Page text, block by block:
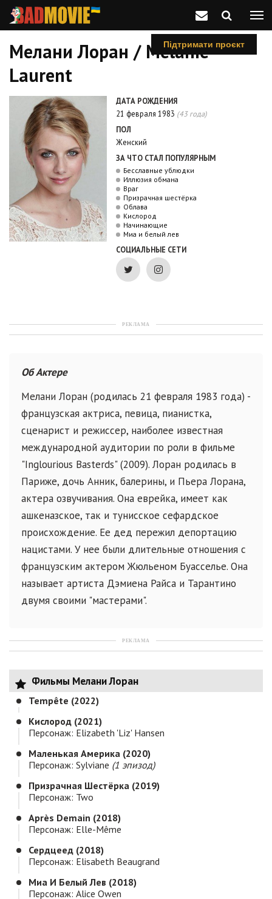
Підтримати проєкт
Мелани Лоран / Mélanie
Laurent
ДАТА РОЖДЕНИЯ
21 февраля 1983 (43 года)
ПОЛ
Женский
ЗА ЧТО СТАЛ ПОПУЛЯРНЫМ
Бесславные ублюдки
Иллюзия обмана
Враг
Призрачная шестёрка
Облава
Кислород
Начинающие
Миа и белый лев
СОЦИАЛЬНЫЕ СЕТИ
РЕКЛАМА
Об Актере
Мелани Лоран (родилась 21 февраля 1983 года) -
французская актриса, певица, пианистка,
сценарист и режиссер, наиболее известная
международной аудитории по роли в фильме
"Inglourious Basterds" (2009). Лоран родилась в
Париже, дочь Анник, балерины, и Пьера Лорана,
актера озвучивания. Она еврейка, имеет как
ашкеназское, так и тунисское сефардское
происхождение. Ее дед пережил депортацию
нацистами. У нее были длительные отношения с
французским актером Жюльеном Буасселье. Она
называет артиста Дэмиена Райса и Тарантино
двумя своими "мастерами".
РЕКЛАМА
Фильмы Мелани Лоран
Tempête (2022)
Кислород (2021)
Персонаж: Elizabeth 'Liz' Hansen
Маленькая Америка (2020)
Персонаж: Sylviane (1 эпизод)
Призрачная Шестёрка (2019)
Персонаж: Two
Après Demain (2018)
Персонаж: Elle-Même
Сердцеед (2018)
Персонаж: Elisabeth Beaugrand
Миа И Белый Лев (2018)
Персонаж: Alice Owen